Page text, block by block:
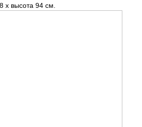
х высота 94 см.